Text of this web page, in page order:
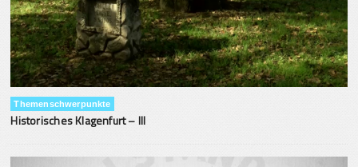
Themenschwerpunkte
Historisches Klagenfurt – III